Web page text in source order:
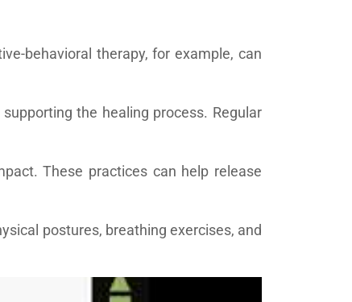
behavioral therapy, for example, can
the healing process. Regular
These practices can help release
postures, breathing exercises, and